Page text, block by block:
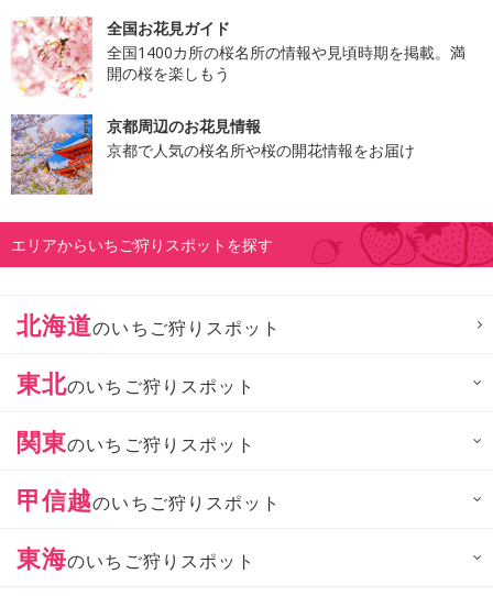
全国お花見ガイド
全国1400カ所の桜名所の情報や見頃時期を掲載。満
開の桜を楽しもう
京都周辺のお花見情報
京都で人気の桜名所や桜の開花情報をお届け
エリアからいちご狩りスポットを探す
北海道のいちご狩りスポット
東北のいちご狩りスポット
関東のいちご狩りスポット
甲信越のいちご狩りスポット
東海のいちご狩りスポット